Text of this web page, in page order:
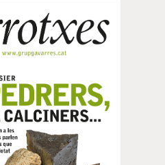
i subordinació entre